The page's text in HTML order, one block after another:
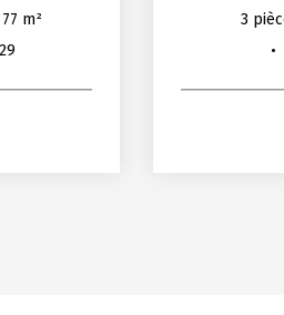
77 m²
3